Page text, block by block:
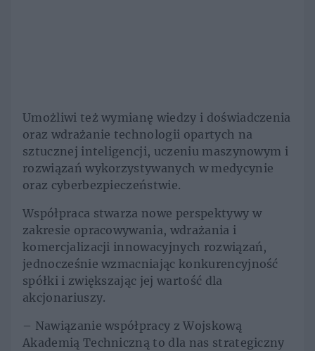
Umożliwi też wymianę wiedzy i doświadczenia
oraz wdrażanie technologii opartych na
sztucznej inteligencji, uczeniu maszynowym i
rozwiązań wykorzystywanych w medycynie
oraz cyberbezpieczeństwie.
Współpraca stwarza nowe perspektywy w
zakresie opracowywania, wdrażania i
komercjalizacji innowacyjnych rozwiązań,
jednocześnie wzmacniając konkurencyjność
spółki i zwiększając jej wartość dla
akcjonariuszy.
– Nawiązanie współpracy z Wojskową
Akademią Techniczną to dla nas strategiczny